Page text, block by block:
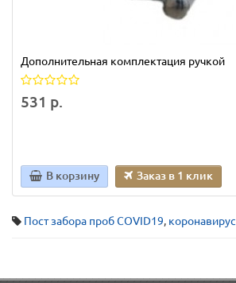
Дополнительная комплектация ручкой
531 р.
В корзину Заказ в 1 клик
Пост забора проб COVID19, коронавирус